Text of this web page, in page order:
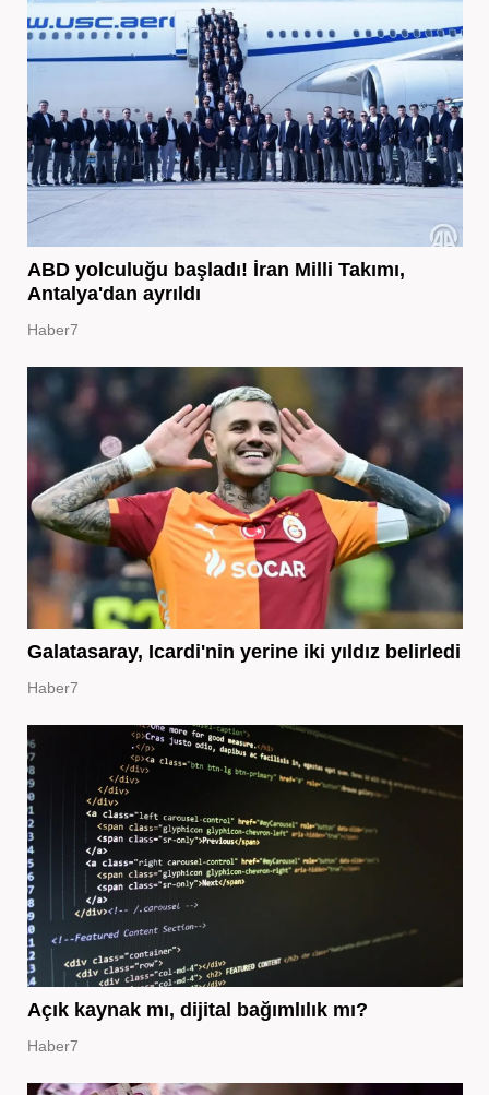
ABD yolculuğu başladı! İran Milli Takımı,
Antalya'dan ayrıldı
Haber7
Galatasaray, Icardi'nin yerine iki yıldız belirledi
Haber7
Açık kaynak mı, dijital bağımlılık mı?
Haber7